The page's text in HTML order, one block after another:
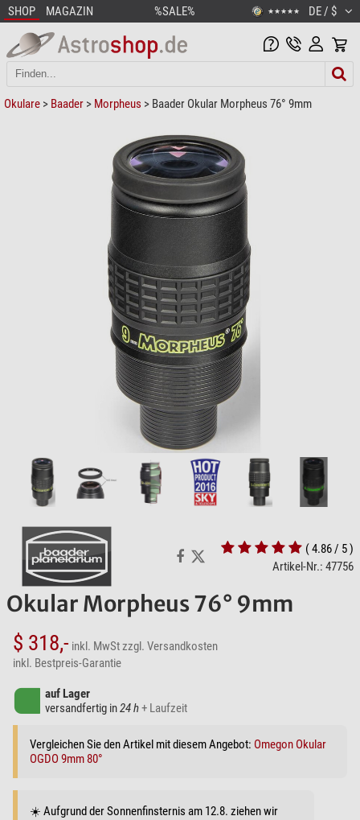
SHOP MAGAZIN %SALE% ★★★★★ DE / $
Okulare > Baader > Morpheus > Baader Okular Morpheus 76° 9mm
( 4.86 / 5 )
Artikel-Nr.: 47756
Okular Morpheus 76° 9mm
$ 318,- inkl. MwStzzgl. Versandkosten
inkl. Bestpreis-Garantie
auf Lager
versandfertig in24 h+ Laufzeit
Vergleichen Sie den Artikel mit diesem Angebot: Omegon Okular
OGDO 9mm 80°
☀️ Aufgrund der Sonnenfinsternis am 12.8. ziehen wir